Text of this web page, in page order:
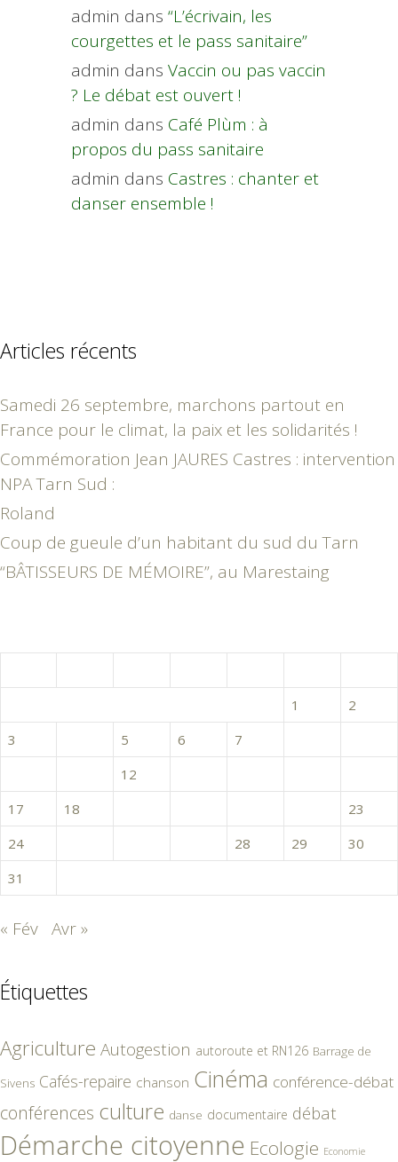
admin dans “L’écrivain, les
courgettes et le pass sanitaire”
admin dans Vaccin ou pas vaccin
? Le débat est ouvert !
admin dans Café Plùm : à
propos du pass sanitaire
admin dans Castres : chanter et
danser ensemble !
Articles récents
Samedi 26 septembre, marchons partout en
France pour le climat, la paix et les solidarités !
Commémoration Jean JAURES Castres : intervention
NPA Tarn Sud :
Roland
Coup de gueule d’un habitant du sud du Tarn
“BÂTISSEURS DE MÉMOIRE”, au Marestaing
1
2
3
5 6 7
12
17
18
23
24
28 29
30
31
« Fév Avr »
Étiquettes
Agriculture Autogestion autoroute et RN126 Barrage de
Sivens Cafés-repaire chanson Cinéma conférence-débat
conférences culture danse documentaire débat
Démarche citoyenne Ecologie Economie